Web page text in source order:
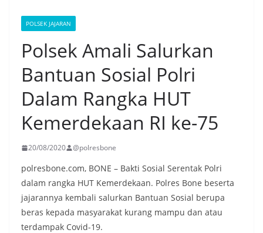
POLSEK JAJARAN
Polsek Amali Salurkan
Bantuan Sosial Polri
Dalam Rangka HUT
Kemerdekaan RI ke-75
20/08/2020 @polresbone
polresbone.com, BONE – Bakti Sosial Serentak Polri
dalam rangka HUT Kemerdekaan. Polres Bone beserta
jajarannya kembali salurkan Bantuan Sosial berupa
beras kepada masyarakat kurang mampu dan atau
terdampak Covid-19.